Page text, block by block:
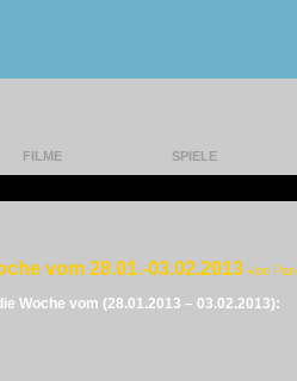
FILME SPIELE
vom 28.01.-03.02.2013 von
Woche vom (28.01.2013 – 03.02.2013):